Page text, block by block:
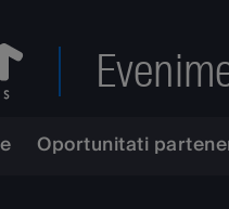
Oportunitati